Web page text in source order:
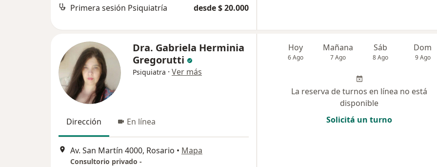
Primera sesión Psiquiatría desde $ 20.000
Dra. Gabriela Herminia
Gregorutti
Psiquiatra · Ver más
Dirección En línea
Av. San Martín 4000, Rosario • Mapa
Consultorio privado -
Hoy
6 Ago
Mañana
7 Ago
Sáb
8 Ago
Dom
9 Ago
La reserva de turnos en línea no está
disponible
Solicitá un turno